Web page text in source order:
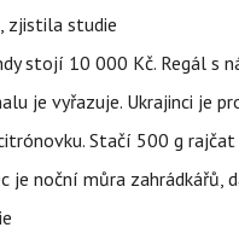
zjistila studie
stojí 10 000 Kč. Regál s
je vyřazuje. Ukrajinci je
Stačí 500 g
je noční můra zahrádkářů,